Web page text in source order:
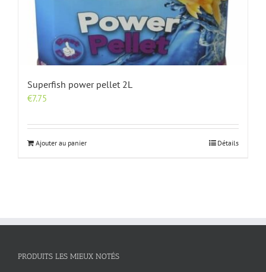
Superfish power pellet 2L
€7.75
Ajouter au panier Détails
PRODUITS LES MIEUX NOTÉS